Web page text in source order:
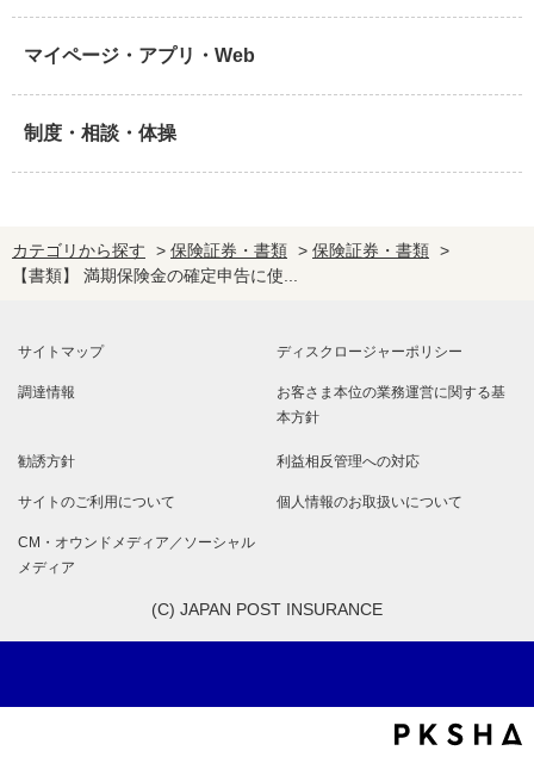
マイページ・アプリ・Web
制度・相談・体操
カテゴリから探す > 保険証券・書類 > 保険証券・書類 >
【書類】 満期保険金の確定申告に使...
サイトマップ ディスクロージャーポリシー
調達情報 お客さま本位の業務運営に関する基
本方針
勧誘方針 利益相反管理への対応
サイトのご利用について 個人情報のお取扱いについて
CM・オウンドメディア／ソーシャル
メディア
(C) JAPAN POST INSURANCE